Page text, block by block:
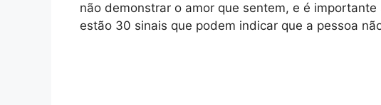
não demonstrar o amor que sentem, e é
estão 30 sinais que podem indicar que a pessoa